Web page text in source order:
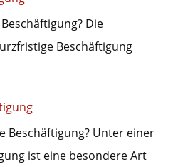
Die
Beschäftigung
Beschäftigung? Unter einer
ist eine besondere Art